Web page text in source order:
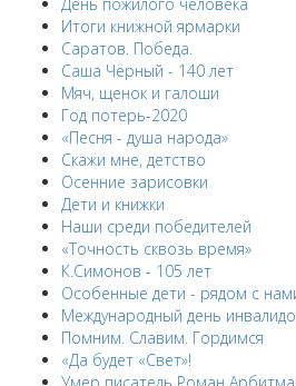
Итоги книжной ярмарки
Саратов. Победа.
Саша Чёрный - 140 лет
Мяч, щенок и галоши
Год потерь-2020
«Песня - душа народа»
Скажи мне, детство
Осенние зарисовки
Дети и книжки
Наши среди победителей
«Точность сквозь время»
К.Симонов - 105 лет
Особенные дети - рядом с
Международный день
Помним. Славим. Гордимся
«Да будет «Свет»!